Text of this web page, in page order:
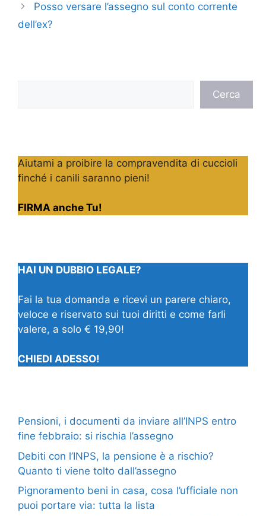
Posso versare l’assegno sul conto corrente
dell’ex?
Cerca
Aiutami a proibire la compravendita di cuccioli
finché i canili saranno pieni!
FIRMA anche Tu!
HAI UN DUBBIO LEGALE?
Fai la tua domanda e ricevi un parere chiaro,
veloce e riservato sui tuoi diritti e come farli
valere, a solo € 19,90!
CHIEDI ADESSO!
Pensioni, i documenti da inviare all’INPS entro
fine febbraio: si rischia l’assegno
Debiti con l’INPS, la pensione è a rischio?
Quanto ti viene tolto dall’assegno
Pignoramento beni in casa, cosa l’ufficiale non
puoi portare via: tutta la lista